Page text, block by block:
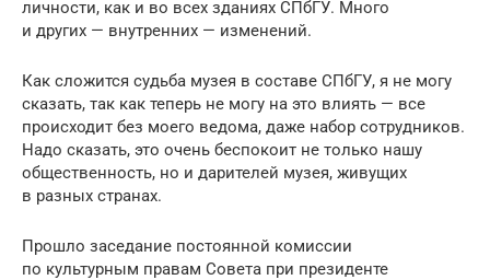
личности, как и во всех зданиях СПбГУ. Много
и других — внутренних — изменений.
Как сложится судьба музея в составе СПбГУ, я не могу
сказать, так как теперь не могу на это влиять — все
происходит без моего ведома, даже набор сотрудников.
Надо сказать, это очень беспокоит не только нашу
общественность, но и дарителей музея, живущих
в разных странах.
Прошло заседание постоянной комиссии
по культурным правам Совета при президенте